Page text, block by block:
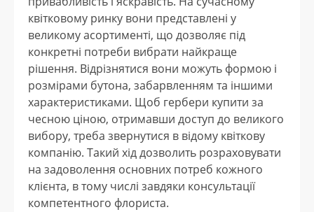
квітковому ринку вони представлені у
великому асортименті, що дозволяє під
конкретні потреби вибрати найкраще
рішення. Відрізнятися вони можуть формою і
розмірами бутона, забарвленням та іншими
характеристиками. Щоб гербери купити за
чесною ціною, отримавши доступ до великого
вибору, треба звернутися в відому квіткову
компанію. Такий хід дозволить розраховувати
на задоволення основних потреб кожного
клієнта, в тому числі завдяки консультації
компетентного флориста.